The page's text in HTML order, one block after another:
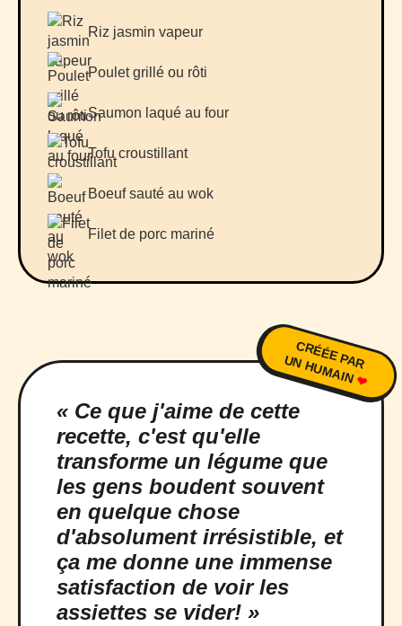
Riz jasmin vapeur
Poulet grillé ou rôti
Saumon laqué au four
Tofu croustillant
Boeuf sauté au wok
Filet de porc mariné
CRÉÉE PAR
UN HUMAIN❤
« Ce que j'aime de cette
recette, c'est qu'elle
transforme un légume que
les gens boudent souvent
en quelque chose
d'absolument irrésistible, et
ça me donne une immense
satisfaction de voir les
assiettes se vider! »